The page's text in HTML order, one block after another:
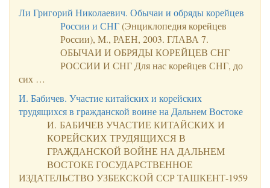
Ли Григорий Николаевич. Обычаи и обряды корейцев
России и СНГ(Энциклопедия корейцев
России), М., РАЕН, 2003. ГЛАВА 7.
ОБЫЧАИ И ОБРЯДЫ КОРЕЙЦЕВ СНГ
РОССИИ И СНГ Для нас корейцев СНГ, до
сих …
И. Бабичев. Участие китайских и корейских
трудящихся в гражданской воине на Дальнем Востоке
И. БАБИЧЕВ УЧАСТИЕ КИТАЙСКИХ И
КОРЕЙСКИХ ТРУДЯЩИХСЯ В
ГРАЖДАНСКОЙ ВОЙНЕ НА ДАЛЬНЕМ
ВОСТОКЕ ГОСУДАРСТВЕННОЕ
ИЗДАТЕЛЬСТВО УЗБЕКСКОЙ ССР ТАШКЕНТ-1959